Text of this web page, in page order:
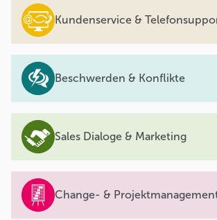
Kundenservice &
Beschwerden & Konflikte
Sales Dialoge & Marketing
Change- &